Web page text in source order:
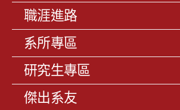
職涯進路
系所專區
研究生專區
傑出系友